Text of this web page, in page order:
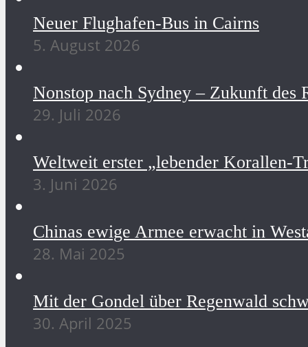
Neuer Flughafen-Bus in Cairns
5. August 2026
Nonstop nach Sydney – Zukunft des
29. Juli 2026
Weltweit erster „lebender Korallen-
3. Juni 2026
Chinas ewige Armee erwacht in
28. Mai 2025
Mit der Gondel über Regenwald
30. April 2025